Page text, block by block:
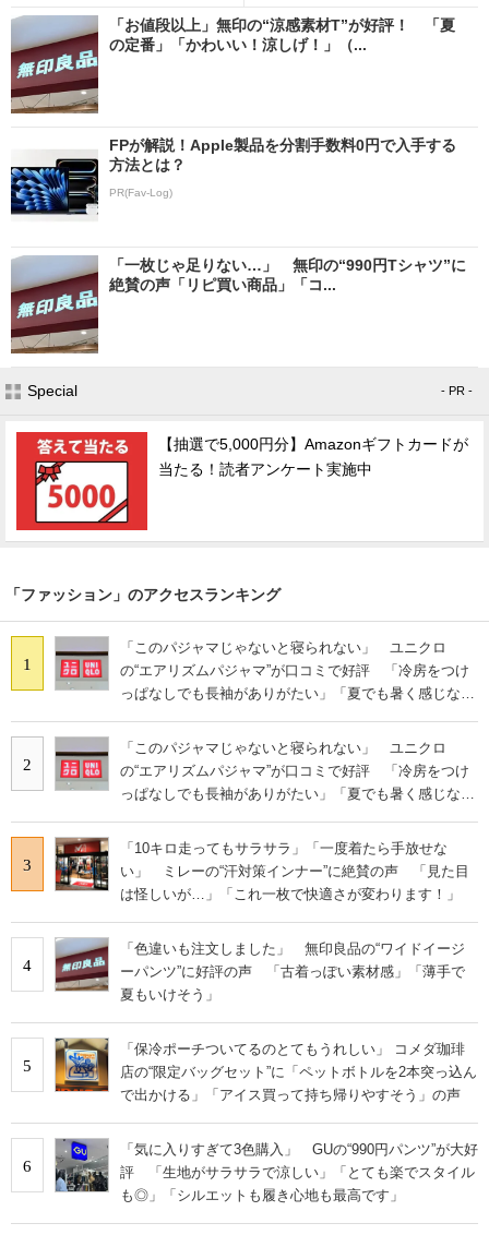
「お値段以上」無印の“涼感素材T”が好評！ 「夏
の定番」「かわいい！涼しげ！」（...
FPが解説！Apple製品を分割手数料0円で入手する
方法とは？
PR(Fav-Log)
「一枚じゃ足りない…」 無印の“990円Tシャツ”に
絶賛の声「リピ買い商品」「コ...
Special - PR -
【抽選で5,000円分】Amazonギフトカードが
当たる！読者アンケート実施中
「ファッション」のアクセスランキング
1
「このパジャマじゃないと寝られない」 ユニクロ
の“エアリズムパジャマ”が口コミで好評 「冷房をつけ
っぱなしでも長袖がありがたい」「夏でも暑く感じな
2
「このパジャマじゃないと寝られない」 ユニクロ
の“エアリズムパジャマ”が口コミで好評 「冷房をつけ
っぱなしでも長袖がありがたい」「夏でも暑く感じな
3
「10キロ走ってもサラサラ」「一度着たら手放せな
い」 ミレーの“汗対策インナー”に絶賛の声 「見た目
は怪しいが…」「これ一枚で快適さが変わります！」
4
「色違いも注文しました」 無印良品の“ワイドイージ
ーパンツ”に好評の声 「古着っぽい素材感」「薄手で
夏もいけそう」
5
「保冷ポーチついてるのとてもうれしい」 コメダ珈琲
店の“限定バッグセット”に「ペットボトルを2本突っ込ん
で出かける」「アイス買って持ち帰りやすそう」の声
6
「気に入りすぎて3色購入」 GUの“990円パンツ”が大好
評 「生地がサラサラで涼しい」「とても楽でスタイル
も◎」「シルエットも履き心地も最高です」